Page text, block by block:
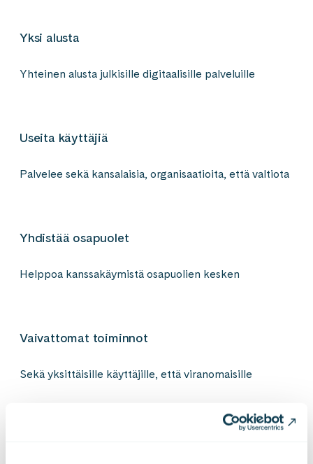
Yksi alusta
Yhteinen alusta julkisille digitaalisille palveluille
Useita käyttäjiä
Palvelee sekä kansalaisia, organisaatioita, että valtiota
Yhdistää osapuolet
Helppoa kanssakäymistä osapuolien kesken
Vaivattomat toiminnot
Sekä yksittäisille käyttäjille, että viranomaisille